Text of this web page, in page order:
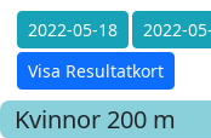
2022-05-18 2022-
Visa Resultatkort
Kvinnor 200 m